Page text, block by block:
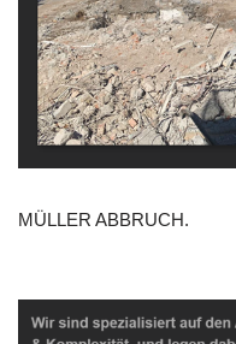
MÜLLER ABBRUCH.